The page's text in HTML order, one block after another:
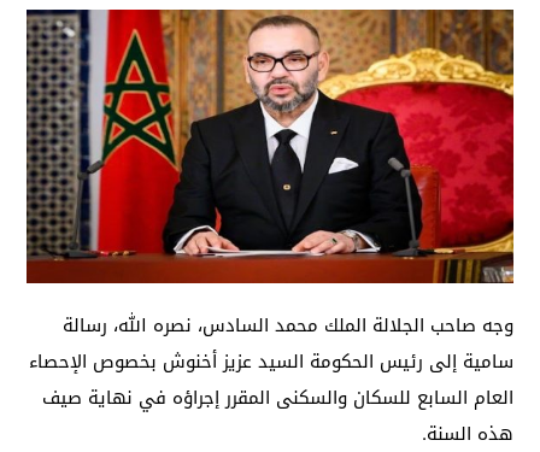
وجه صاحب الجلالة الملك محمد السادس، نصره الله، رسالة
سامية إلى رئيس الحكومة السيد عزيز أخنوش بخصوص الإحصاء
العام السابع للسكان والسكنى المقرر إجراؤه في نهاية صيف
هذه السنة.